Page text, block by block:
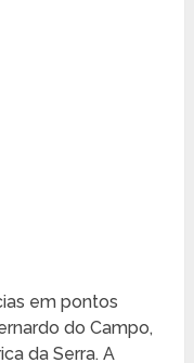
em pontos
do Campo,
da Serra. A